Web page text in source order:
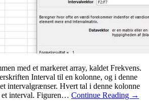
med et markeret array, kaldet Frekvens.
Interval til en kolonne, og i denne
intervalgrænser. Hvert tal i denne kolonne
et interval. Figuren… Continue Reading →